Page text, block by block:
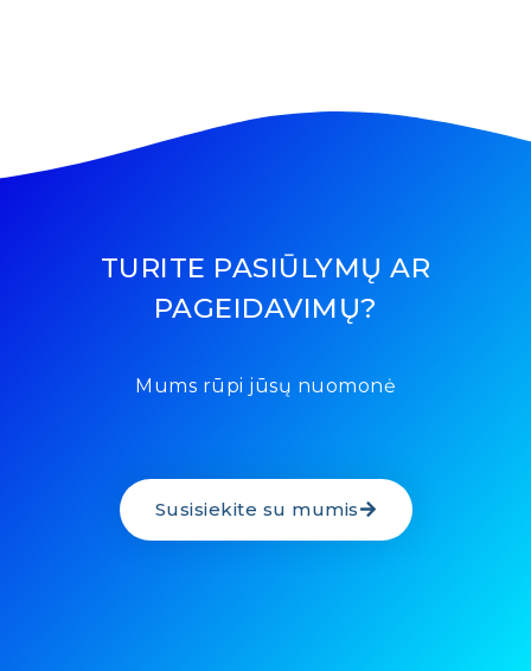
TURITE PASIŪLYMŲ AR
PAGEIDAVIMŲ?
Mums rūpi jūsų nuomonė
Susisiekite su mumis